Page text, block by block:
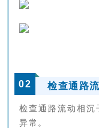
02 检查通路
检查通路流动相
异常。